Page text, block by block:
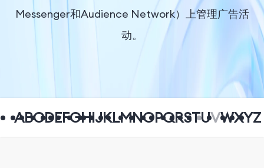
公司
Messenger和Audience Network）上管理广告活
动。
ABCDEFGHIJKLMNOPQRSTUVWXYZ